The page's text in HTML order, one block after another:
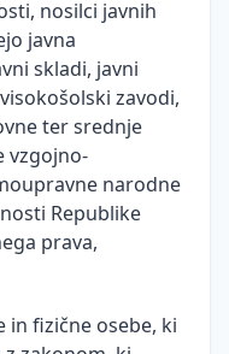
nosilci javnih
javna
skladi, javni
zavodi,
ter srednje
vzgojno-
narodne
Republike
prava,
in fizične osebe, ki